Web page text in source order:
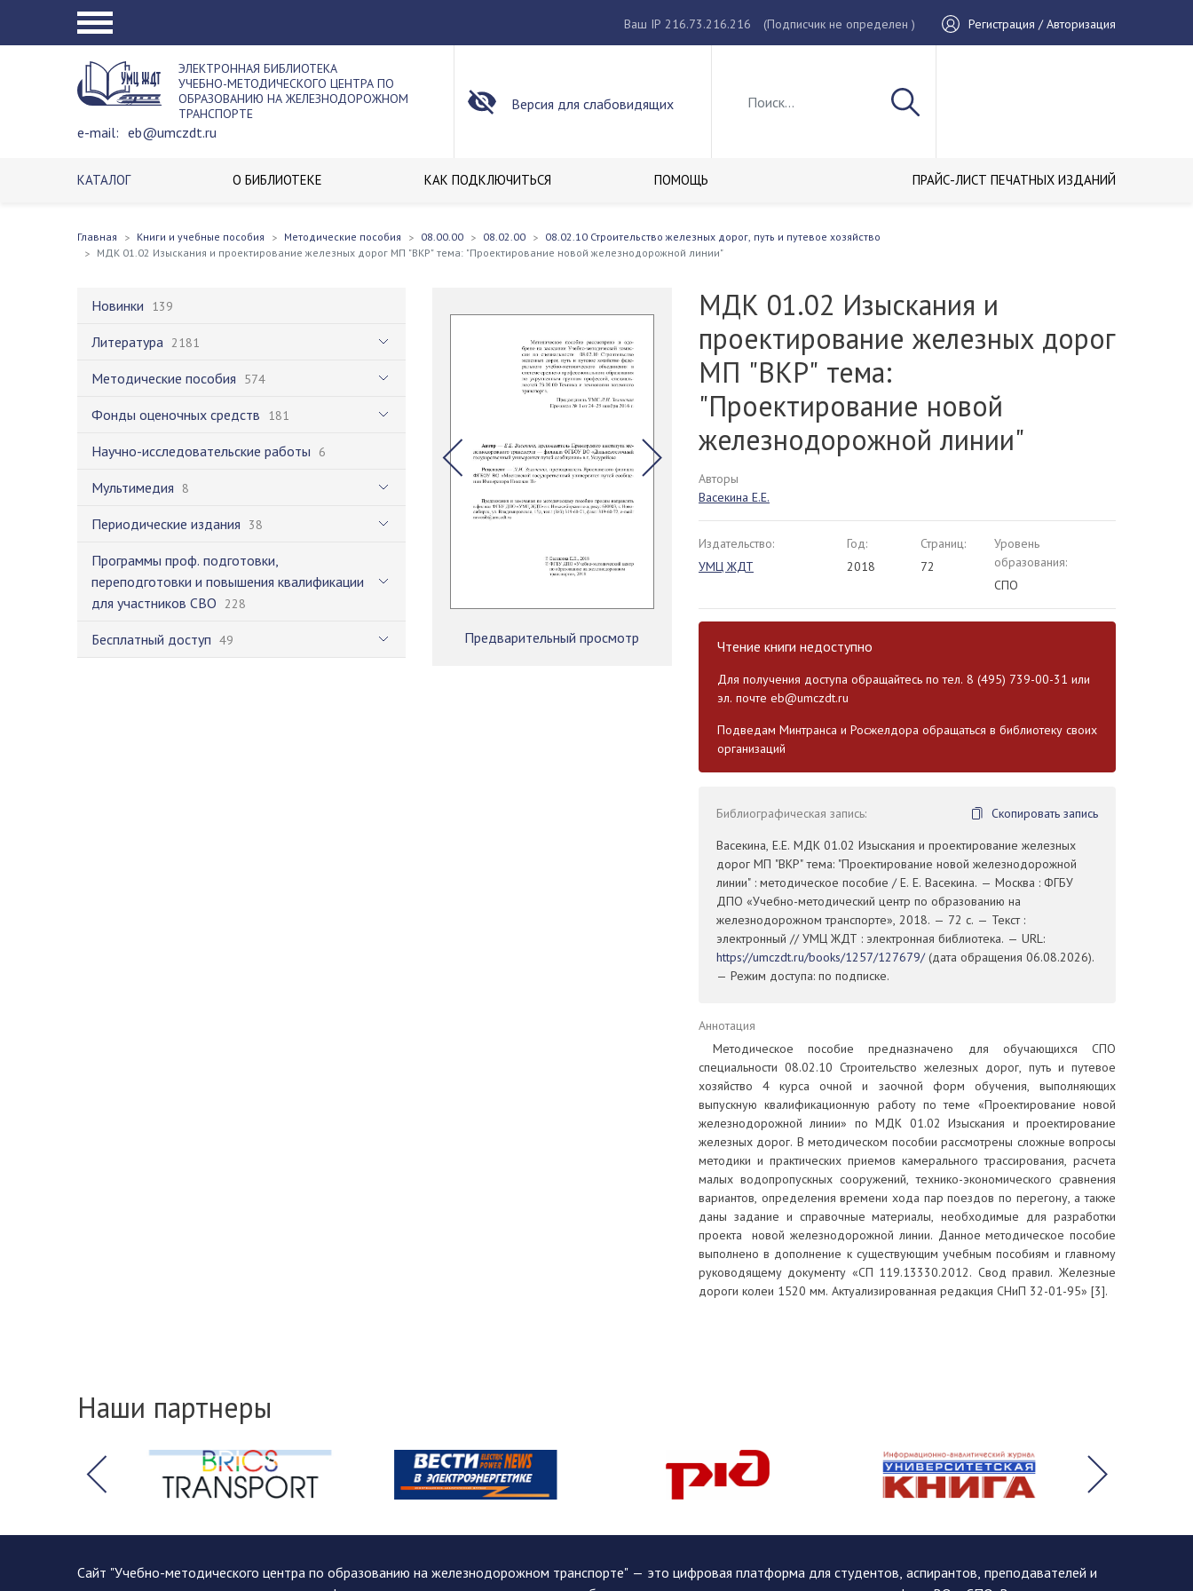
Ваш IP 216.73.216.216 (Подписчик не определен ) Регистрация / Авторизация
ЭЛЕКТРОННАЯ БИБЛИОТЕКА
УЧЕБНО-МЕТОДИЧЕСКОГО ЦЕНТРА ПО
ОБРАЗОВАНИЮ НА ЖЕЛЕЗНОДОРОЖНОМ
ТРАНСПОРТЕ
e-mail: eb@umczdt.ru
Версия для слабовидящих
КАТАЛОГ О БИБЛИОТЕКЕ КАК ПОДКЛЮЧИТЬСЯ ПОМОЩЬ ПРАЙС-ЛИСТ ПЕЧАТНЫХ ИЗДАНИЙ
Главная Книги и учебные пособия Методические пособия 08.00.00 08.02.00
08.02.10 Строительство железных дорог, путь и путевое хозяйство
МДК 01.02 Изыскания и проектирование железных дорог МП "ВКР" тема: "Проектирование новой железнодорожной линии"
Новинки 139
Литература 2181
Методические пособия 574
Фонды оценочных средств 181
Научно-исследовательские работы 6
Мультимедия 8
Периодические издания 38
Программы проф. подготовки,
переподготовки и повышения квалификации
для участников СВО 228
Бесплатный доступ 49 Предварительный просмотр
МДК 01.02 Изыскания и
проектирование железных дорог
МП "ВКР" тема:
"Проектирование новой
железнодорожной линии"
Авторы
Васекина Е.Е.
Издательство:
УМЦ ЖДТ
Год:
2018
Страниц:
72
Уровень
образования:
СПО
Чтение книги недоступно
Для получения доступа обращайтесь по тел. 8 (495) 739-00-31 или
эл. почте eb@umczdt.ru
Подведам Минтранса и Росжелдора обращаться в библиотеку своих
организаций
Библиографическая запись:
Скопировать запись
Васекина, Е.Е. МДК 01.02 Изыскания и проектирование железных
дорог МП "ВКР" тема: "Проектирование новой железнодорожной
линии" : методическое пособие / Е. Е. Васекина. — Москва : ФГБУ
ДПО «Учебно-методический центр по образованию на
железнодорожном транспорте», 2018. — 72 с. — Текст :
электронный // УМЦ ЖДТ : электронная библиотека. — URL:
https://umczdt.ru/books/1257/127679/(дата обращения 06.08.2026).
— Режим доступа: по подписке.
Аннотация
Методическое пособие предназначено для обучающихся СПО
специальности 08.02.10 Строительство железных дорог, путь и путевое
хозяйство 4 курса очной и заочной форм обучения, выполняющих
выпускную квалификационную работу по теме «Проектирование новой
железнодорожной линии» по МДК 01.02 Изыскания и проектирование
железных дорог. В методическом пособии рассмотрены сложные вопросы
методики и практических приемов камерального трассирования, расчета
малых водопропускных сооружений, технико-экономического сравнения
вариантов, определения времени хода пар поездов по перегону, а также
даны задание и справочные материалы, необходимые для разработки
проекта новой железнодорожной линии. Данное методическое пособие
выполнено в дополнение к существующим учебным пособиям и главному
руководящему документу «СП 119.13330.2012. Свод правил. Железные
дороги колеи 1520 мм. Актуализированная редакция СНиП 32-01-95» [3].
Наши партнеры
Сайт "Учебно-методического центра по образованию на железнодорожном транспорте" — это цифровая платформа для студентов, аспирантов, преподавателей и